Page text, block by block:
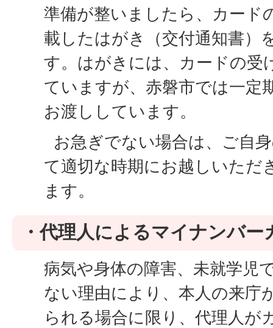
準備が整いましたら、カード
載したはがき（交付通知書）
す。はがきには、カードの受
ていますが、赤磐市では一定
お渡ししています。
お急ぎでない場合は、ご自
て適切な時期にお越しいただ
ます。
・代理人によるマイナンバ
病気や身体の障害、未就学児
ない理由により、本人の来庁
られる場合に限り、代理人が